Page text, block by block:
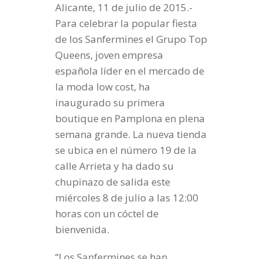
Alicante, 11 de julio de 2015.-
Para celebrar la popular fiesta
de los Sanfermines el Grupo Top
Queens, joven empresa
española líder en el mercado de
la moda low cost, ha
inaugurado su primera
boutique en Pamplona en plena
semana grande. La nueva tienda
se ubica en el número 19 de la
calle Arrieta y ha dado su
chupinazo de salida este
miércoles 8 de julio a las 12:00
horas con un cóctel de
bienvenida.